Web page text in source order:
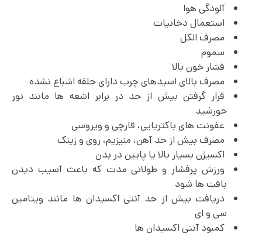
آلودگی هوا
استعمال دخانیات
مصرف الکل
سموم
فشار خون بالا
مصرف بالای اسیدهای چرب دارای حلقه اشباع نشده
قرار گرفتن بیش از حد در برابر اشعه ها مانند نور
خورشید
عفونت های باکتریایی، قارچی و ویروسی
مصرف بیش از حد آهن، منیزیم، روی و زینک
اکسیژن بسیار بالا یا پایین در بدن
ورزش پرفشار و طولانی مدت که باعث آسیب دیدن
بافت ها شود
دریافت بیش از حد آنتی اکسیدان ها مانند ویتامین
سی و ای
کمبود آنتی اکسیدان ها